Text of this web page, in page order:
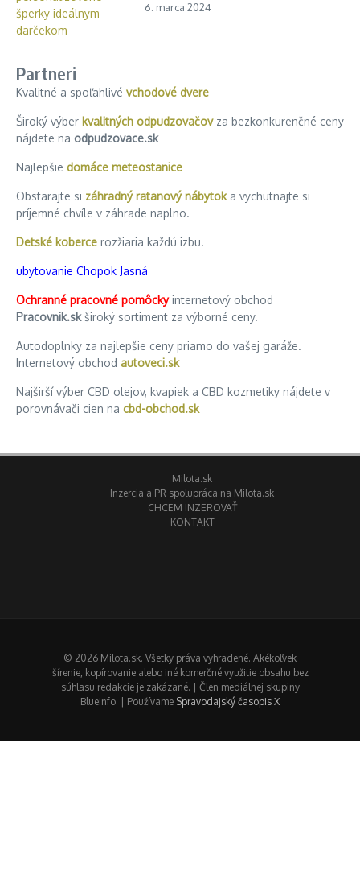
6. marca 2024
Partneri
Kvalitné a spoľahlivé vchodové dvere
Široký výber kvalitných odpudzovačovza bezkonkurenčné ceny
nájdete na odpudzovace.sk
Najlepšie domáce meteostanice
Obstarajte si záhradný ratanový nábytoka vychutnajte si
príjemné chvíle v záhrade naplno.
Detské koberce rozžiaria každú izbu.
ubytovanie Chopok Jasná
Ochranné pracovné pomôckyinternetový obchod
Pracovnik.skširoký sortiment za výborné ceny.
Autodoplnky za najlepšie ceny priamo do vašej garáže.
Internetový obchod autoveci.sk
Najširší výber CBD olejov, kvapiek a CBD kozmetiky nájdete v
porovnávači cien na cbd-obchod.sk
Milota.sk
Inzercia a PR spolupráca na Milota.sk
CHCEM INZEROVAŤ
KONTAKT
© 2026 Milota.sk. Všetky práva vyhradené. Akékoľvek
šírenie, kopírovanie alebo iné komerčné využitie obsahu bez
súhlasu redakcie je zakázané. | Člen mediálnej skupiny
Blueinfo. | Používame Spravodajský časopis X